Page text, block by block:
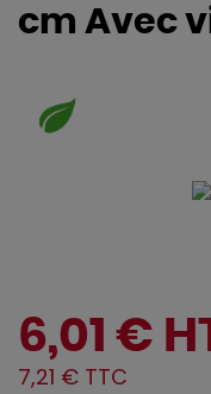
cm Avec
6,01 €
7,21 € TTC